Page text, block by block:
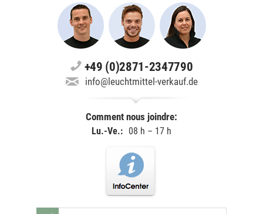
+49 (0)2871-2347790
info@leuchtmittel-verkauf.de
Comment nous joindre:
Lu.-Ve.: 08 h – 17 h